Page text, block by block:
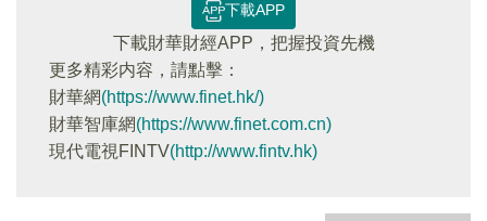
下載APP
下載財華財經APP，把握投資先機
更多精彩内容，請點擊：
財華網(https://www.finet.hk/)
財華智庫網(https://www.finet.com.cn)
現代電視FINTV(http://www.fintv.hk)